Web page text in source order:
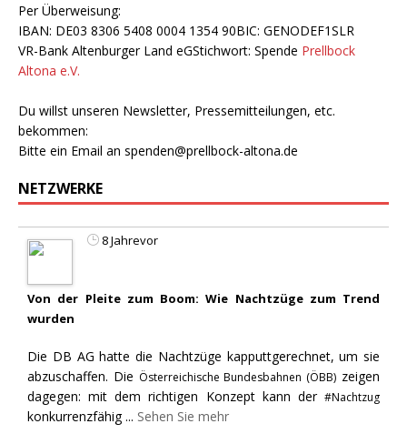
Per Überweisung:
IBAN: DE03 8306 5408 0004 1354 90BIC: GENODEF1SLR
VR-Bank Altenburger Land eGStichwort: Spende Prellbock
Altona e.V.
Du willst unseren Newsletter, Pressemitteilungen, etc.
bekommen:
Bitte ein Email an spenden@prellbock-altona.de
NETZWERKE
8 Jahrevor
Von der Pleite zum Boom: Wie Nachtzüge zum Trend
wurden
Die DB AG hatte die Nachtzüge kapputtgerechnet, um sie
abzuschaffen. Die Österreichische Bundesbahnen (ÖBB) zeigen
dagegen: mit dem richtigen Konzept kann der #Nachtzug
konkurrenzfähig ... Sehen Sie mehr